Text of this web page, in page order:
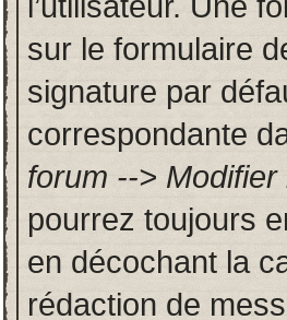
sur le formulaire
signature par
correspondante
forum -->
pourrez toujours
en décochant la
rédaction de